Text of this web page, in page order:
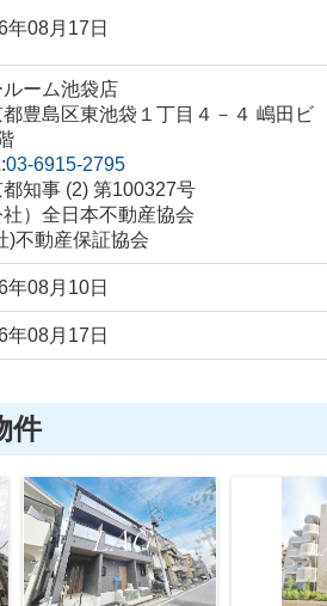
年08月17日
ルーム池袋店
豊島区東池袋１丁目４－４ 嶋田ビ
03-6915-2795
知事 (2) 第100327号
社）全日本不動産協会
)不動産保証協会
年08月10日
年08月17日
件